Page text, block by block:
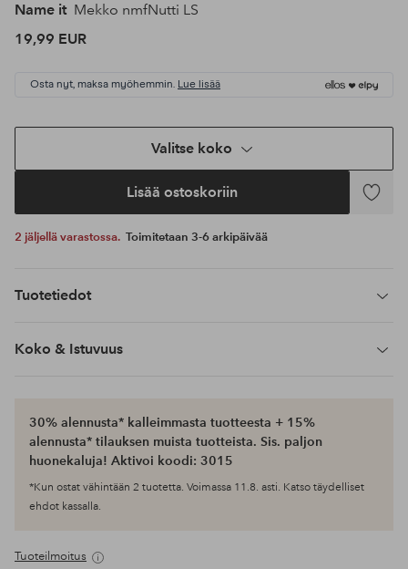
Name it Mekko nmfNutti LS
19,99 EUR
Osta nyt, maksa myöhemmin. Lue lisää
Valitse koko
Lisää ostoskoriin
Lisää
2 jäljellä varastossa. Toimitetaan 3-6 arkipäivää
Tuotetiedot
Koko & Istuvuus
30% alennusta* kalleimmasta tuotteesta + 15%
alennusta* tilauksen muista tuotteista. Sis. paljon
huonekaluja! Aktivoi koodi: 3015
*Kun ostat vähintään 2 tuotetta. Voimassa 11.8. asti. Katso täydelliset
ehdot kassalla.
Tuoteilmoitus